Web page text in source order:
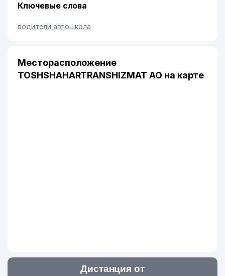
Ключевые слова
водители автошкола
Месторасположение
TOSHSHAHARTRANSHIZMAT АО на карте
Дистанция от